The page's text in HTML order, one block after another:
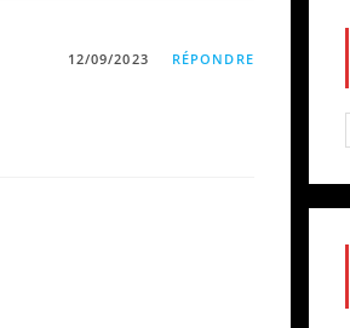
12/09/2023 RÉPONDRE